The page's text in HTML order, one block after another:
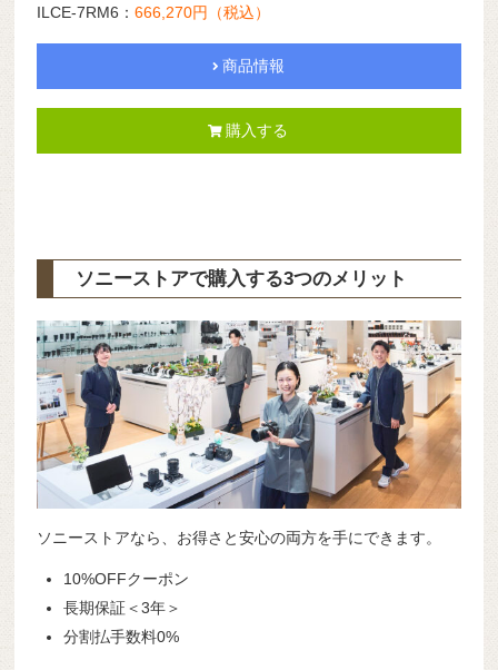
ILCE-7RM6：666,270円（税込）
商品情報
購入する
ソニーストアで購入する3つのメリット
ソニーストアなら、お得さと安心の両方を手にできます。
10%OFFクーポン
長期保証＜3年＞
分割払手数料0%